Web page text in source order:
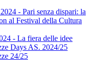
- Pari senza dispari: la
al Festival della Cultura
- La fiera delle idee
Days AS. 2024/25
24/25